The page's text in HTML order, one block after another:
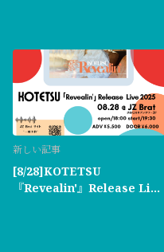
新しい記事
[8/28]KOTETSU
『Revealin'』Release Live